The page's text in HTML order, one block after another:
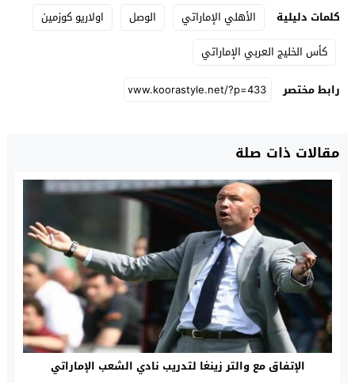
كلمات دليلية الأهلي الإماراتي الوصل
اولاريو كوزمين
كأس الخليج العربي الإماراتي
رابط مختصر
مقالات ذات صلة
الإتفاق مع والتر زينغا لتدريب نادي الشعب الإماراتي